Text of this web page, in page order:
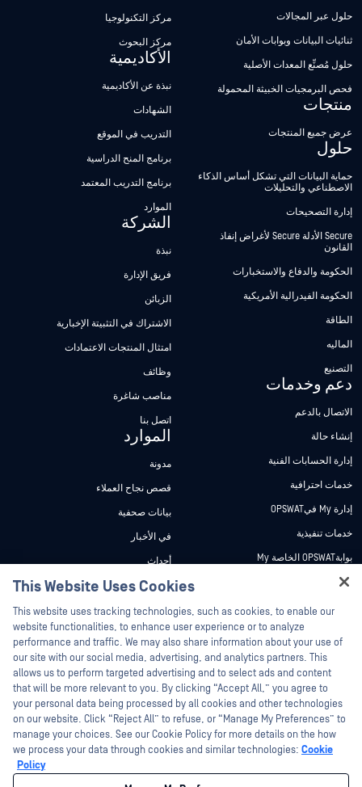
حلول عبر المجالات
ثنائيات البيانات وبوابات الأمان
حلول مُصنِّع المعدات الأصلية
فحص البرمجيات الخبيثة المحمولة
منتجات
عرض جميع المنتجات
حلول
حماية البيانات التي تشكل أساس الذكاء
الاصطناعي والتحليلات
إدارة التصحيحات
Secure الأدلة Secure لأغراض إنفاذ
القانون
الحكومة والدفاع والاستخبارات
الحكومة الفيدرالية الأمريكية
الطاقة
الماليه
التصنيع
دعم وخدمات
الاتصال بالدعم
إنشاء حالة
إدارة الحسابات الفنية
خدمات احترافية
إدارة My فيOPSWAT
خدمات تنفيذية
بوابةOPSWAT الخاصة My
وثائق تقنية
دورات تدريبية
برنامج الثغرات الأمنية
الشركاء
شهادات
شركاء التكنولوجيا
برنامج شركاء القنوات
مركز التكنولوجيا
مركز البحوث
الأكاديمية
نبذة عن الأكاديمية
الشهادات
التدريب في الموقع
برنامج المنح الدراسية
برنامج التدريب المعتمد
الموارد
الشركة
نبذة
فريق الإدارة
الزبائن
الاشتراك في التثبيتة الإخبارية
امتثال المنتجات الاعتمادات
وظائف
مناصب شاغرة
اتصل بنا
الموارد
مدونة
قصص نجاح العملاء
بيانات صحفية
في الأخبار
أحداث
ندوات عبر الإنترنت
أوراق البيانات
مستندات تقنية
أدوات مجانية
©2026 OPSWAT . جميع الحقوق محفوظة. OPSWAT و MetaDefender و Metascan و
MetaAccess OPSWAT و Trust no File. Trust No Device. و OPSWAT و Protecting the
This Website Uses Cookies
This website uses tracking technologies, such as cookies, to enable our
website functionalities, to enhance user experience or to analyze
performance and traffic. We may also share information about your use of
our site with our social media, advertising, and analytics partners. This
allows us to perform targeted advertising and to select ads and content
that will be more relevant to you. By clicking “Accept All,” you agree to
your personal data being processed by all cookies and other technologies
on our website. Click “Reject All” to refuse, or “Manage My Preferences” to
manage your choices. See our Cookie Policy for more details on the how
we process your data through cookies and similar technologies: Cookie
Policy
Hey there!
I'm Ozzy, your OPSWAT virtual assistant.
How can I help you secure what's critical
today?